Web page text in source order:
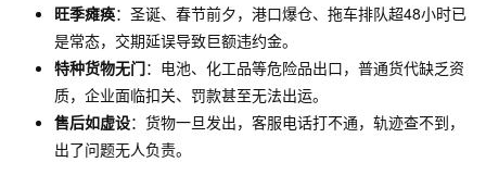
旺季瘫痪：圣诞、春节前夕，港口爆仓、拖车排队超48小时已
是常态，交期延误导致巨额违约金。
特种货物无门：电池、化工品等危险品出口，普通货代缺乏资
质，企业面临扣关、罚款甚至无法出运。
售后如虚设：货物一旦发出，客服电话打不通，轨迹查不到，
出了问题无人负责。